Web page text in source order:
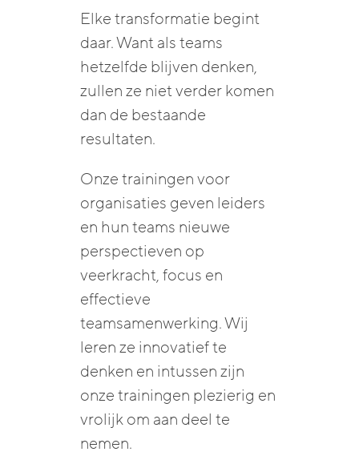
Elke transformatie begint
daar. Want als teams
hetzelfde blijven denken,
zullen ze niet verder komen
dan de bestaande
resultaten.
Onze trainingen voor
organisaties geven leiders
en hun teams nieuwe
perspectieven op
veerkracht, focus en
effectieve
teamsamenwerking. Wij
leren ze innovatief te
denken en intussen zijn
onze trainingen plezierig en
vrolijk om aan deel te
nemen.